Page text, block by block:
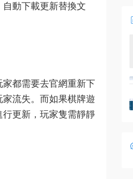
動下載更新替換文
都需要去官網重新下
流失。而如果棋牌遊
更新，玩家隻需靜靜